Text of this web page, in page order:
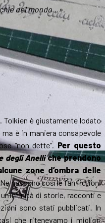
del mondo…».
Tolkien è giustamente lodato
è in maniera consapevole
“non dette”. Per questo
degli Anelliche prendono
zone d’ombra delle
nascono così le fan fiction,
di storie, racconti e
sono stati pubblicati. In
che ritenevamo i migliori